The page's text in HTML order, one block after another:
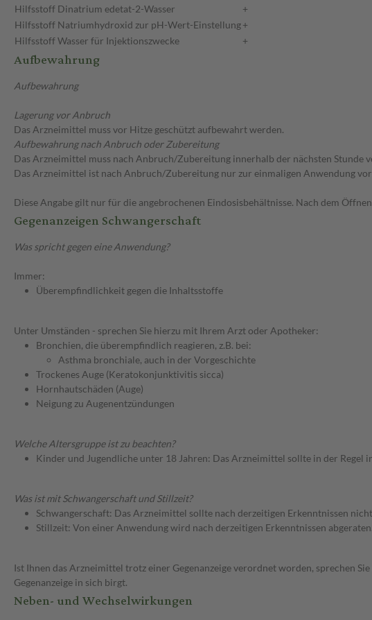
Hilfsstoff Dinatrium edetat-2-Wasser
+
Hilfsstoff Natriumhydroxid zur pH-Wert-Einstellung+
HilfsstoffWasser für Injektionszwecke +
Aufbewahrung
Aufbewahrung
Lagerung vor Anbruch
Das Arzneimittel muss vor Hitze geschützt aufbewahrt werden.
Aufbewahrung nach Anbruch oder Zubereitung
Das Arzneimittel muss nach Anbruch/Zubereitung innerhalb der nächsten Stunde
Das Arzneimittel ist nach Anbruch/Zubereitung nur zur einmaligen Anwendung
Diese Angabe gilt nur für die angebrochenen Eindosisbehältnisse. Nach dem
Gegenanzeigen Schwangerschaft
Was spricht gegen eine Anwendung?
Immer:
Überempfindlichkeit gegen die Inhaltsstoffe
Unter Umständen - sprechen Sie hierzu mit Ihrem Arzt oder Apotheker:
Bronchien, die überempfindlich reagieren, z.B. bei:
Asthma bronchiale, auch in der Vorgeschichte
Trockenes Auge (Keratokonjunktivitis sicca)
Hornhautschäden (Auge)
Neigung zu Augenentzündungen
Welche Altersgruppe ist zu beachten?
Kinder und Jugendliche unter 18 Jahren: Das Arzneimittel sollte in der Regel
Was ist mit Schwangerschaft und Stillzeit?
Schwangerschaft: Das Arzneimittel sollte nach derzeitigen Erkenntnissen
Stillzeit: Von einer Anwendung wird nach derzeitigen Erkenntnissen
Ist Ihnen das Arzneimittel trotz einer Gegenanzeige verordnet worden, sprechen
Gegenanzeige in sich birgt.
Neben- und Wechselwirkungen